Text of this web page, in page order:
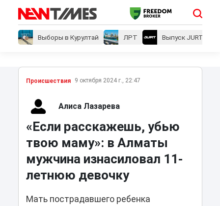
Выборы в Курултай ЛРТ Выпуск JURT
Проиcшествия 9 октября 2024 г., 22:47
Алиса Лазарева
«Если расскажешь, убью
твою маму»: в Алматы
мужчина изнасиловал 11-
летнюю девочку
Мать пострадавшего ребенка